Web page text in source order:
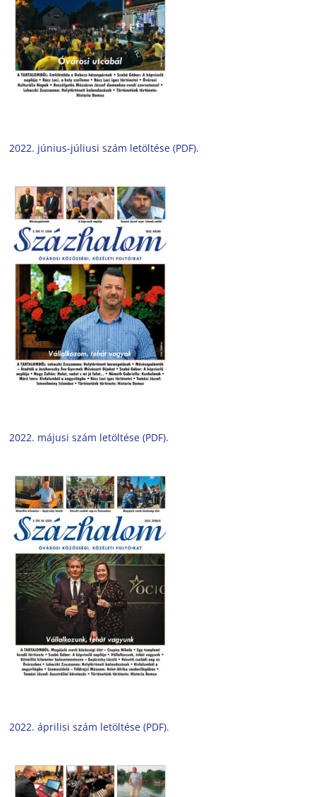
2022. június-júliusi szám letöltése (PDF).
2022. májusi szám letöltése (PDF).
2022. áprilisi szám letöltése (PDF).